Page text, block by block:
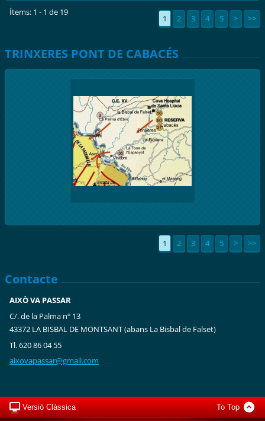
Ítems: 1 - 1 de 19
1 2 3 4 5 > >>
TRINXERES PONT DE CABACÉS
1 2 3 4 5 > >>
Contacte
AIXÒ VA PASSAR
C/. de la Palma nº 13
43372 LA BISBAL DE MONTSANT (abans La Bisbal de Falset)
Tl. 620 86 04 55
aixovapassar@gmail.com
Versió Clàssica To Top